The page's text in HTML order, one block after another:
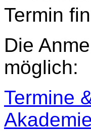
Termin
Die
möglich:
Termine